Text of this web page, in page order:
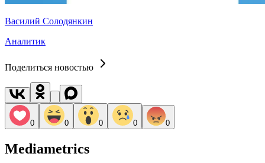
Василий Солодянкин
Аналитик
Поделиться новостью
0 0 0 0 0
Mediametrics